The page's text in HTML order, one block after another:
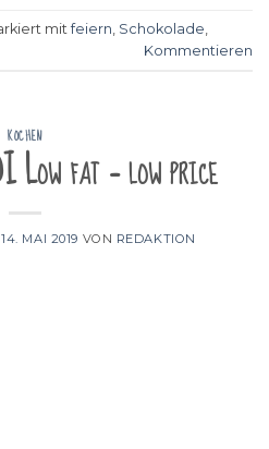
mitfeiern Schokolade
Kommentieren
KOCHEN
Low fat – low price
14. MAI 2019 VON REDAKTION